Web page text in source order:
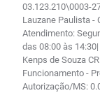
03.123.210\0003-
Lauzane Paulista -
Atendimento:
das 08:00 às
Kenps de Souza
Funcionamento -
Autorização/MS: